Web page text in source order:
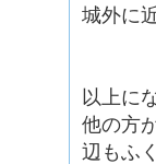
城外に
以上に
他の方
辺もふ